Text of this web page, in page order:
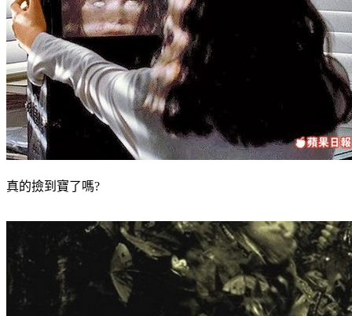
真的撿到寶了嗎?